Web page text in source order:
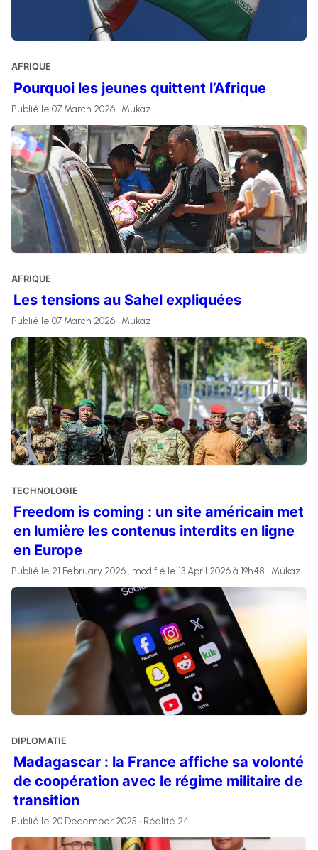
AFRIQUE
Pourquoi les jeunes quittent l’Afrique
Publié le 07 March 2026 • Mukaz
AFRIQUE
Les tensions au Sahel expliquées
Publié le 07 March 2026 • Mukaz
TECHNOLOGIE
Freedom is coming : un site américain met
en lumière les contenus interdits en ligne
en Europe
Publié le 21 February 2026 , modifié le 13 April 2026 à 19h48 • Mukaz
DIPLOMATIE
Madagascar : la France affiche sa volonté
de coopération avec le régime militaire de
transition
Publié le 20 December 2025 • Réalité 24